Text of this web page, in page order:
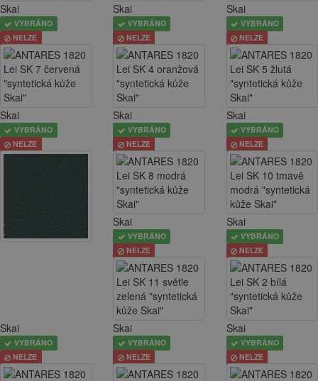
Skai
VYBRÁNO
NELZE
Skai
VYBRÁNO
NELZE
Skai
VYBRÁNO
NELZE
Skai
VYBRÁNO
NELZE
Skai
VYBRÁNO
NELZE
Skai
VYBRÁNO
NELZE
Skai
VYBRÁNO
NELZE
Skai
VYBRÁNO
NELZE
Skai
VYBRÁNO
NELZE
Skai
VYBRÁNO
NELZE
Skai
VYBRÁNO
NELZE